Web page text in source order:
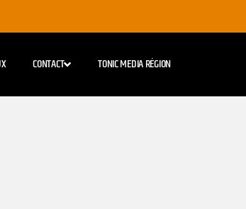
CONTACT TONIC MEDIA RÉGION